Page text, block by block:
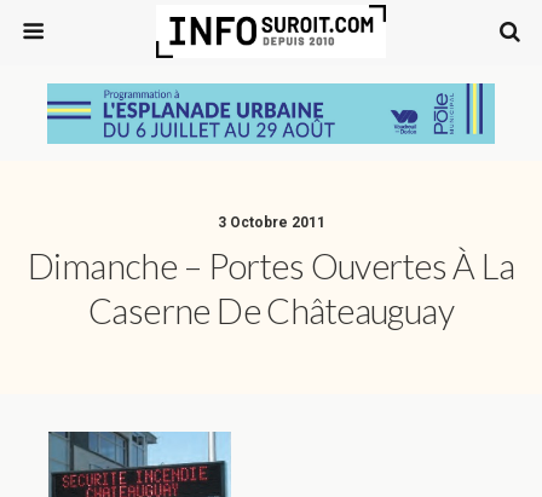
3 Octobre 2011
Dimanche – Portes Ouvertes À La
Caserne De Châteauguay